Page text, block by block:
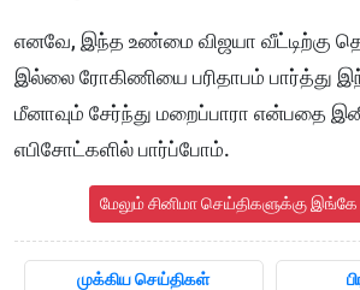
எனவே, இந்த உண்மை விஜயா வீட்டிற்கு
இல்லை ரோகிணியை பரிதாபம் பார்த்து
மீனாவும் சேர்ந்து மறைப்பாரா என்பதை
எபிசோட்களில் பார்ப்போம்.
மேலும் சினிமா செய்திகளுக்கு
முக்கிய செய்திகள்